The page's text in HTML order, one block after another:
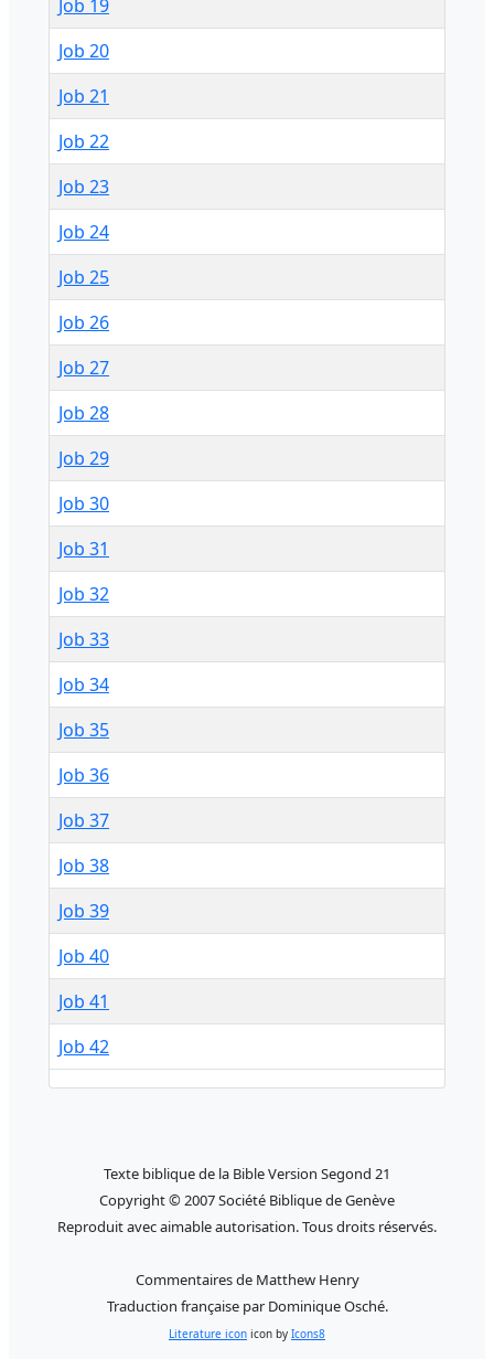
Job 19
Job 20
Job 21
Job 22
Job 23
Job 24
Job 25
Job 26
Job 27
Job 28
Job 29
Job 30
Job 31
Job 32
Job 33
Job 34
Job 35
Job 36
Job 37
Job 38
Job 39
Job 40
Job 41
Job 42
Texte biblique de la Bible Version Segond 21
Copyright © 2007 Société Biblique de Genève
Reproduit avec aimable autorisation. Tous droits réservés.
Commentaires de Matthew Henry
Traduction française par Dominique Osché.
Literature icon icon by Icons8